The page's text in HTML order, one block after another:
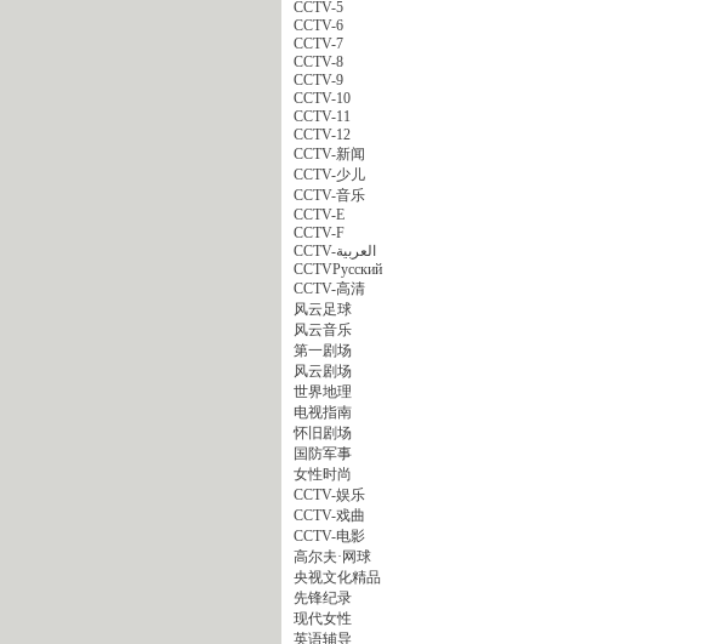
CCTV-5
CCTV-6
CCTV-7
CCTV-8
CCTV-9
CCTV-10
CCTV-11
CCTV-12
CCTV-新闻
CCTV-少儿
CCTV-音乐
CCTV-E
CCTV-F
CCTV-العربية
CCTVPусский
CCTV-高清
风云足球
风云音乐
第一剧场
风云剧场
世界地理
电视指南
怀旧剧场
国防军事
女性时尚
CCTV-娱乐
CCTV-戏曲
CCTV-电影
高尔夫·网球
央视文化精品
先锋纪录
现代女性
英语辅导